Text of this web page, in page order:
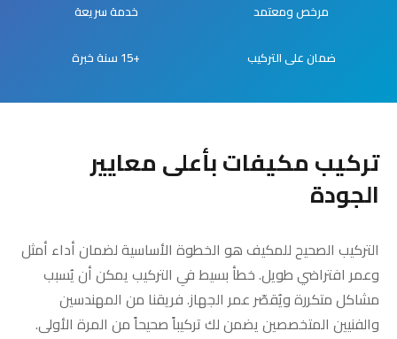
مرخص ومعتمد خدمة سريعة
ضمان على التركيب +15 سنة خبرة
تركيب مكيفات بأعلى معايير
الجودة
التركيب الصحيح للمكيف هو الخطوة الأساسية لضمان أداء أمثل
وعمر افتراضي طويل. خطأ بسيط في التركيب يمكن أن يُسبب
مشاكل متكررة ويُقصّر عمر الجهاز. فريقنا من المهندسين
والفنيين المتخصصين يضمن لك تركيباً صحيحاً من المرة الأولى.